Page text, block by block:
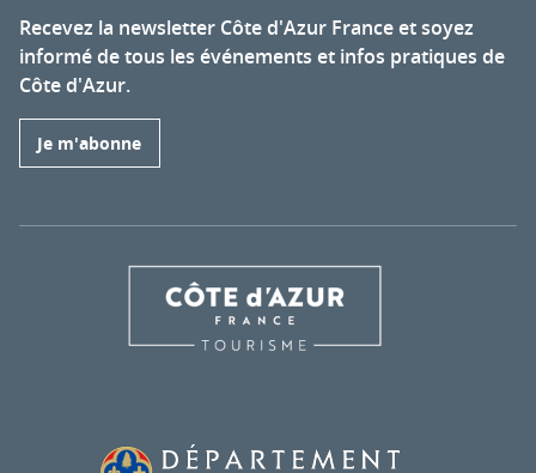
Recevez la newsletter Côte d'Azur France et soyez
informé de tous les événements et infos pratiques de
Côte d'Azur.
Je m'abonne